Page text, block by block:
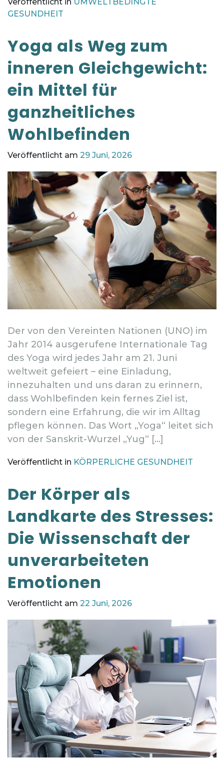
GESUNDHEIT
Yoga als Weg zum
inneren Gleichgewicht:
ein Mittel für
ganzheitliches
Wohlbefinden
Veröffentlicht am 29 Juni, 2026
Der von den Vereinten Nationen (UNO) im
Jahr 2014 ausgerufene Internationale Tag
des Yoga wird jedes Jahr am 21. Juni
weltweit gefeiert – eine Einladung,
innezuhalten und uns daran zu erinnern,
dass Wohlbefinden kein fernes Ziel ist,
sondern eine Erfahrung, die wir im Alltag
pflegen können. Das Wort „Yoga“ leitet sich
von der Sanskrit-Wurzel „Yug“ […]
Veröffentlicht in KÖRPERLICHE GESUNDHEIT
Der Körper als
Landkarte des Stresses:
Die Wissenschaft der
unverarbeiteten
Emotionen
Veröffentlicht am 22 Juni, 2026